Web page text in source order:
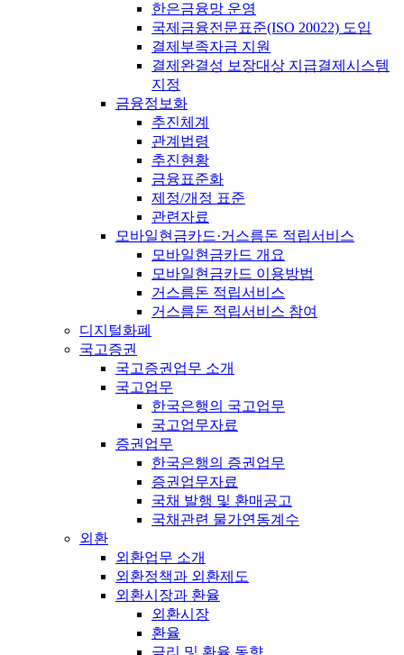
한은금융망 운영
국제금융전문표준(ISO 20022) 도입
결제부족자금 지원
결제완결성 보장대상 지급결제시스템
지정
금융정보화
추진체계
관계법령
추진현황
금융표준화
제정/개정 표준
관련자료
모바일현금카드·거스름돈 적립서비스
모바일현금카드 개요
모바일현금카드 이용방법
거스름돈 적립서비스
거스름돈 적립서비스 참여
디지털화폐
국고증권
국고증권업무 소개
국고업무
한국은행의 국고업무
국고업무자료
증권업무
한국은행의 증권업무
증권업무자료
국채 발행 및 환매공고
국채관련 물가연동계수
외환
외환업무 소개
외환정책과 외환제도
외환시장과 환율
외환시장
환율